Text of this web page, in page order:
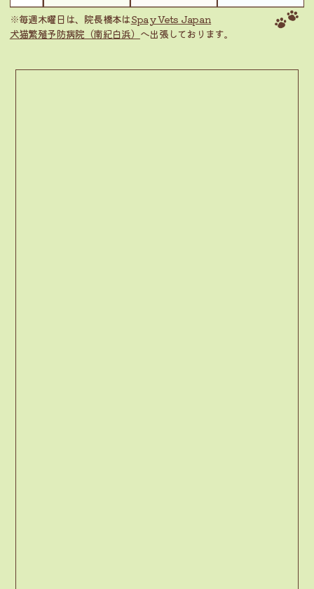
※毎週木曜日は、院長橋本はSpay Vets Japan
犬猫繁殖予防病院（南紀白浜） へ出張しております。